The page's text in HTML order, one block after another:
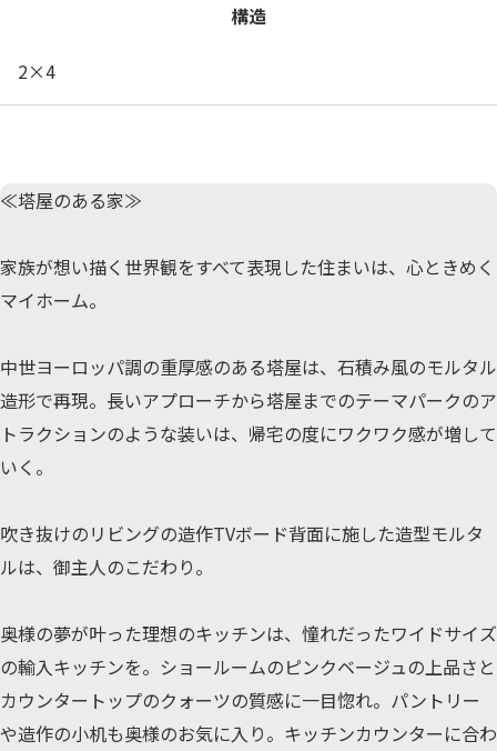
構造
2×4
≪塔屋のある家≫
家族が想い描く世界観をすべて表現した住まいは、心ときめく
マイホーム。
中世ヨーロッパ調の重厚感のある塔屋は、石積み風のモルタル
造形で再現。長いアプローチから塔屋までのテーマパークのア
トラクションのような装いは、帰宅の度にワクワク感が増して
いく。
吹き抜けのリビングの造作TVボード背面に施した造型モルタ
ルは、御主人のこだわり。
奥様の夢が叶った理想のキッチンは、憧れだったワイドサイズ
の輸入キッチンを。ショールームのピンクベージュの上品さと
カウンタートップのクォーツの質感に一目惚れ。パントリー
や造作の小机も奥様のお気に入り。キッチンカウンターに合わ